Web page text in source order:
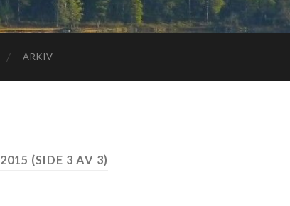
ARKIV
2015 (SIDE 3 AV 3)